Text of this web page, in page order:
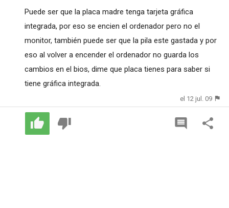
Puede ser que la placa madre tenga tarjeta gráfica
integrada, por eso se encien el ordenador pero no el
monitor, también puede ser que la pila este gastada y por
eso al volver a encender el ordenador no guarda los
cambios en el bios, dime que placa tienes para saber si
tiene gráfica integrada.
el 12 jul. 09